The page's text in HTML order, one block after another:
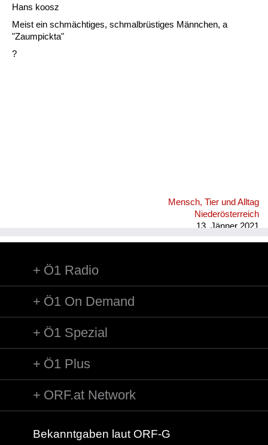
Hans koosz
Meist ein schmächtiges, schmalbrüstiges Männchen, a
"Zaumpickta"
?
Mensch, Tier und Alltag
Niederösterreich
13. Jänner 2021
Ö1 Radio
Ö1 On Demand
Ö1 Spezial
Ö1 Plus
ORF.at Network
Bekanntgaben laut ORF-G